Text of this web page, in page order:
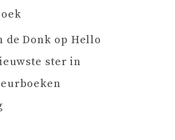
de Donk op Hello
ster in